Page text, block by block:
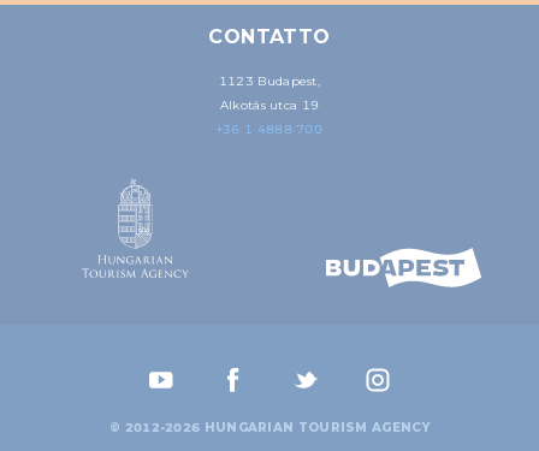
CONTATTO
1123 Budapest,
Alkotás utca 19
+36 1 4888 700
© 2012-2026 HUNGARIAN TOURISM AGENCY